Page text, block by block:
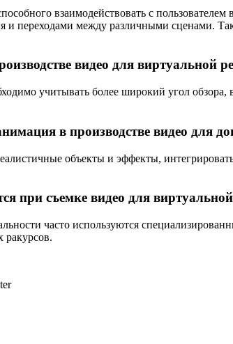
взаимодействовать с
и переходами между различными сценами.
видео для виртуальной
учитывать более широкий угол
в производстве видео для
объекты и эффекты,
при съемке видео для
часто используются
ракурсов.